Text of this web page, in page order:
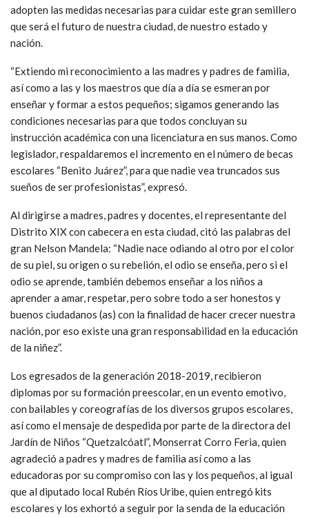
adopten las medidas necesarias para cuidar este gran semillero
que será el futuro de nuestra ciudad, de nuestro estado y
nación.
“Extiendo mi reconocimiento a las madres y padres de familia,
así como a las y los maestros que día a día se esmeran por
enseñar y formar a estos pequeños; sigamos generando las
condiciones necesarias para que todos concluyan su
instrucción académica con una licenciatura en sus manos. Como
legislador, respaldaremos el incremento en el número de becas
escolares “Benito Juárez”, para que nadie vea truncados sus
sueños de ser profesionistas”, expresó.
Al dirigirse a madres, padres y docentes, el representante del
Distrito XIX con cabecera en esta ciudad, citó las palabras del
gran Nelson Mandela: “Nadie nace odiando al otro por el color
de su piel, su origen o su rebelión, el odio se enseña, pero si el
odio se aprende, también debemos enseñar a los niños a
aprender a amar, respetar, pero sobre todo a ser honestos y
buenos ciudadanos (as) con la finalidad de hacer crecer nuestra
nación, por eso existe una gran responsabilidad en la educación
de la niñez”.
Los egresados de la generación 2018-2019, recibieron
diplomas por su formación preescolar, en un evento emotivo,
con bailables y coreografías de los diversos grupos escolares,
así como el mensaje de despedida por parte de la directora del
Jardín de Niños “Quetzalcóatl”, Monserrat Corro Feria, quien
agradeció a padres y madres de familia así como a las
educadoras por su compromiso con las y los pequeños, al igual
que al diputado local Rubén Ríos Uribe, quien entregó kits
escolares y los exhortó a seguir por la senda de la educación